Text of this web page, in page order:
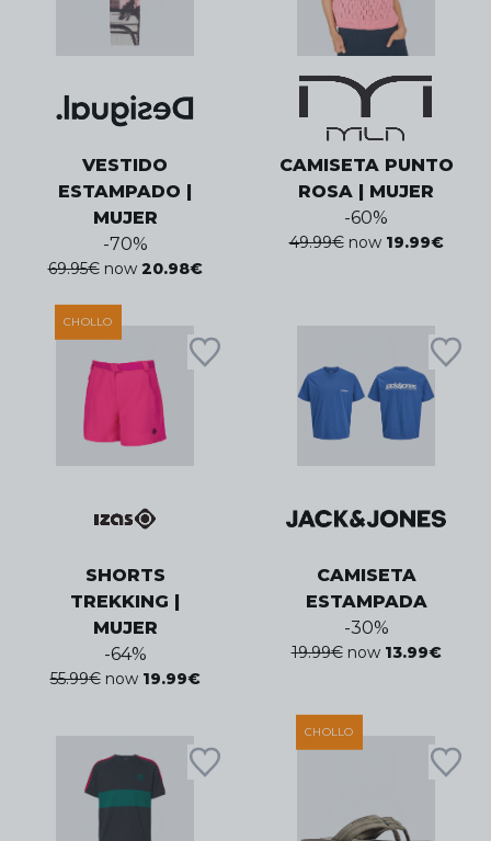
VESTIDO
ESTAMPADO |
MUJER
-70%
69.95€ now 20.98€
CAMISETA PUNTO
ROSA | MUJER
-60%
49.99€ now 19.99€
CHOLLO
SHORTS
TREKKING |
MUJER
-64%
55.99€ now 19.99€
CAMISETA
ESTAMPADA
-30%
19.99€ now 13.99€
CHOLLO